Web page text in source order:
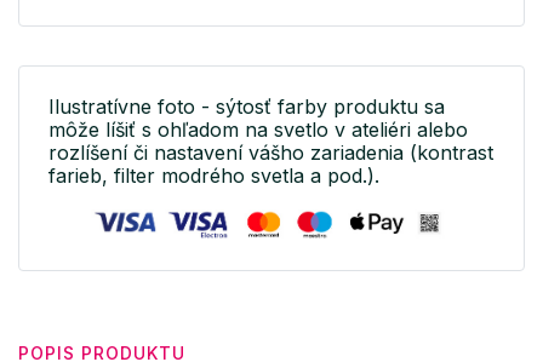
Ilustratívne foto - sýtosť farby produktu sa
môže líšiť s ohľadom na svetlo v ateliéri alebo
rozlíšení či nastavení vášho zariadenia (kontrast
farieb, filter modrého svetla a pod.).
POPIS PRODUKTU